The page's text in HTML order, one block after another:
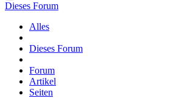
Dieses Forum
Alles
Dieses Forum
Forum
Artikel
Seiten